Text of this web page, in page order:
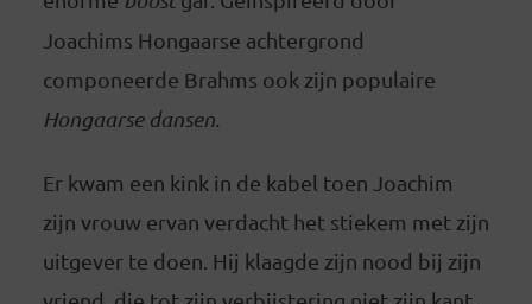
Joachims Hongaarse achtergrond
componeerde Brahms ook zijn populaire
Hongaarse dansen.
Er kwam een kink in de kabel toen Joachim
zijn vrouw ervan verdacht het stiekem met zijn
uitgever te doen. Hij klaagde zijn nood bij zijn